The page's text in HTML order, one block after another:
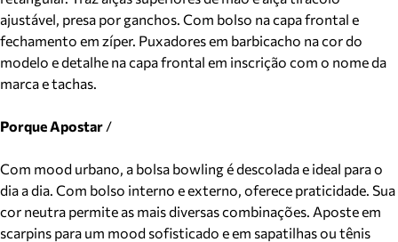
ajustável, presa por ganchos. Com bolso na capa frontal e
fechamento em zíper. Puxadores em barbicacho na cor do
modelo e detalhe na capa frontal em inscrição com o nome da
marca e tachas.
Porque Apostar /
Com mood urbano, a bolsa bowling é descolada e ideal para o
dia a dia. Com bolso interno e externo, oferece praticidade. Sua
cor neutra permite as mais diversas combinações. Aposte em
scarpins para um mood sofisticado e em sapatilhas ou tênis